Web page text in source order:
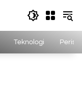
Teknologi